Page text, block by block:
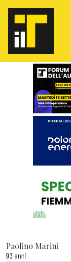
Paolino Marini
93 anni